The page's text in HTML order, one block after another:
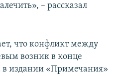
– рассказал
что конфликт между
возник в конце
в издании «Примечания»